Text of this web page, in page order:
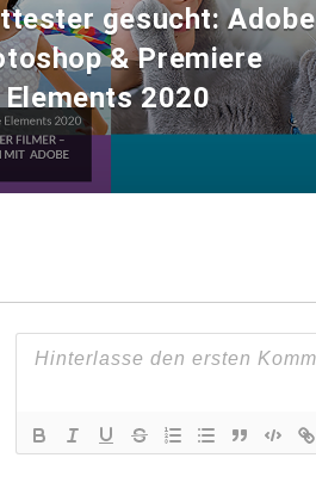
gesucht: Adobe
& Premiere
Elements 2020